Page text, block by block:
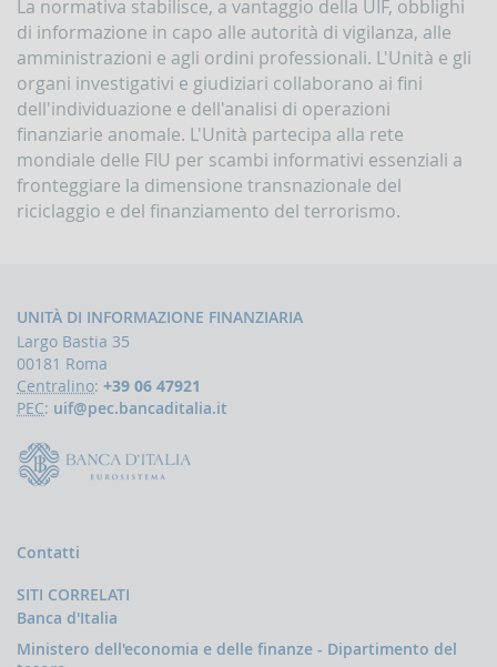
La normativa stabilisce, a vantaggio della UIF, obblighi
di informazione in capo alle autorità di vigilanza, alle
amministrazioni e agli ordini professionali. L'Unità e gli
organi investigativi e giudiziari collaborano ai fini
dell'individuazione e dell'analisi di operazioni
finanziarie anomale. L'Unità partecipa alla rete
mondiale delle FIU per scambi informativi essenziali a
fronteggiare la dimensione transnazionale del
riciclaggio e del finanziamento del terrorismo.
UNITÀ DI INFORMAZIONE FINANZIARIA
Largo Bastia 35
00181 Roma
Centralino: +39 06 47921
PEC: uif@pec.bancaditalia.it
Contatti
SITI CORRELATI
Banca d'Italia
Ministero dell'economia e delle finanze - Dipartimento del